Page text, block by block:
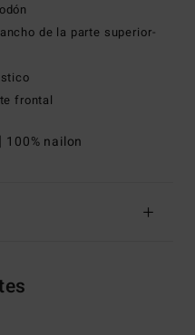
de la parte superior-
frontal
nailon